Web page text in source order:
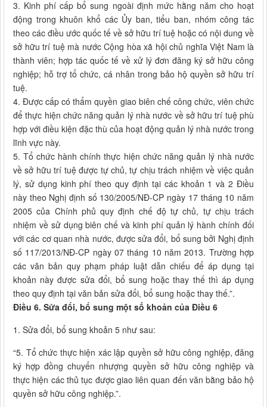
3. Kinh phí cấp bổ sung ngoài định mức hằng năm cho hoạt
động trong khuôn khổ các Ủy ban, tiểu ban, nhóm công tác
theo các điều ước quốc tế về sở hữu trí tuệ hoặc có nội dung về
sở hữu trí tuệ mà nước Cộng hòa xã hội chủ nghĩa Việt Nam là
thành viên; hợp tác quốc tế về xử lý đơn đăng ký sở hữu công
nghiệp; hỗ trợ tổ chức, cá nhân trong bảo hộ quyền sở hữu trí
tuệ.
4. Được cấp có thẩm quyền giao biên chế công chức, viên chức
để thực hiện chức năng quản lý nhà nước về sở hữu trí tuệ phù
hợp với điều kiện đặc thù của hoạt động quản lý nhà nước trong
lĩnh vực này.
5. Tổ chức hành chính thực hiện chức năng quản lý nhà nước
về sở hữu trí tuệ được tự chủ, tự chịu trách nhiệm về việc quản
lý, sử dụng kinh phí theo quy định tại các khoản 1 và 2 Điều
này theo Nghị định số 130/2005/NĐ-CP ngày 17 tháng 10 năm
2005 của Chính phủ quy định chế độ tự chủ, tự chịu trách
nhiệm về sử dụng biên chế và kinh phí quản lý hành chính đối
với các cơ quan nhà nước, được sửa đổi, bổ sung bởi Nghị định
số 117/2013/NĐ-CP ngày 07 tháng 10 năm 2013. Trường hợp
các văn bản quy phạm pháp luật dẫn chiếu để áp dụng tại
khoản này được sửa đổi, bổ sung hoặc thay thế thì áp dụng
theo quy định tại văn bản sửa đổi, bổ sung hoặc thay thế.”.
Điều 6. Sửa đổi, bổ sung một số khoản của Điều 6
1. Sửa đổi, bổ sung khoản 5 như sau:
“5. Tổ chức thực hiện xác lập quyền sở hữu công nghiệp, đăng
ký hợp đồng chuyển nhượng quyền sở hữu công nghiệp và
thực hiện các thủ tục được giao liên quan đến văn bằng bảo hộ
quyền sở hữu công nghiệp.”.